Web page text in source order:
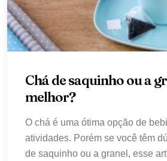
Chá de saquinho ou a
melhor?
O chá é uma ótima opção de
atividades. Porém se você têm
de saquinho ou a granel, esse